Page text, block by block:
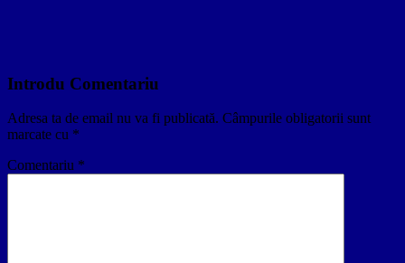
Introdu Comentariu
Adresa ta de email nu va fi publicată. Câmpurile obligatorii sunt
marcate cu *
Comentariu *